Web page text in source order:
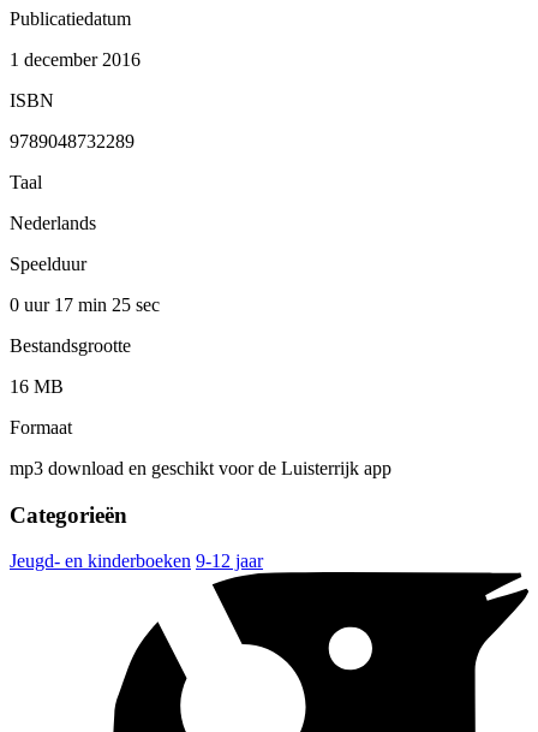
Publicatiedatum
1 december 2016
ISBN
9789048732289
Taal
Nederlands
Speelduur
0 uur 17 min 25 sec
Bestandsgrootte
16 MB
Formaat
mp3 download en geschikt voor de Luisterrijk app
Categorieën
Jeugd- en kinderboeken 9-12 jaar